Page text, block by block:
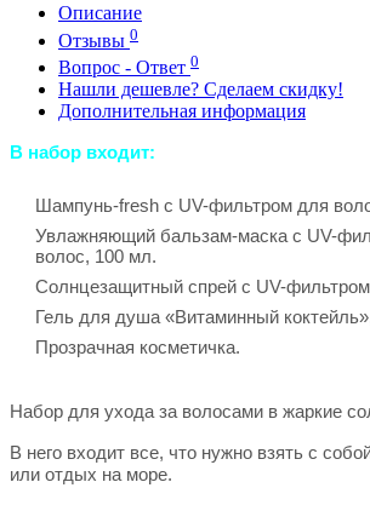
Описание
Отзывы 0
Вопрос - Ответ 0
Нашли дешевле? Сделаем скидку!
Дополнительная информация
В набор входит:
Шампунь-fresh с UV-фильтром для
Увлажняющий бальзам-маска с UV-
волос, 100 мл.
Солнцезащитный спрей с UV-
Гель для душа «Витаминный
Прозрачная косметичка.
Набор для ухода за волосами в жаркие
В него входит все, что нужно взять с
или отдых на море.